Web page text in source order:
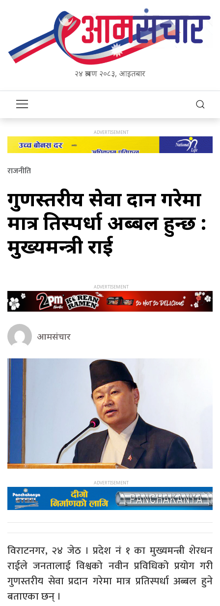
२४ श्रावण २०८३, आइतबार
राजनीति
गुणस्तरीय सेवा प्रदान गरेमा
मात्र प्रतिस्पर्धा अब्बल हुन्छ :
मुख्यमन्त्री राई
आमसंचार
विराटनगर, २४ जेठ । प्रदेश नं १ का मुख्यमन्त्री शेरधन
राईले जनतालाई विश्वको नवीन प्रविधिको प्रयोग गरी
गुणस्तरीय सेवा प्रदान गरेमा मात्र प्रतिस्पर्धा अब्बल हुने
बताएका छन् ।